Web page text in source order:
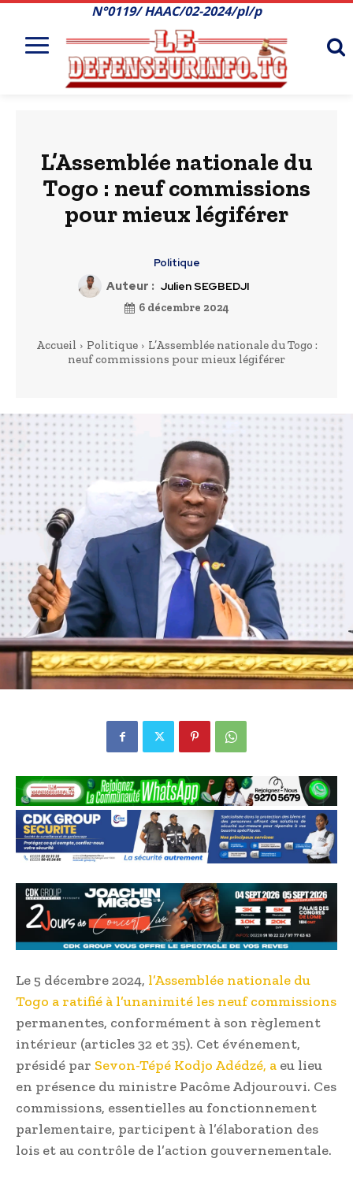
N°0119/ HAAC/02-2024/pl/p
L’Assemblée nationale du
Togo : neuf commissions
pour mieux légiférer
Politique
Auteur : Julien SEGBEDJI
6 décembre 2024
Accueil Politique
L’Assemblée nationale du Togo :
neuf commissions pour mieux légiférer
Le 5 décembre 2024, l’Assemblée nationale du
Togo a ratifié à l’unanimité les neuf commissions
permanentes, conformément à son règlement
intérieur (articles 32 et 35). Cet événement,
présidé par Sevon-Tépé Kodjo Adédzé, a eu lieu
en présence du ministre Pacôme Adjourouvi. Ces
commissions, essentielles au fonctionnement
parlementaire, participent à l’élaboration des
lois et au contrôle de l’action gouvernementale.